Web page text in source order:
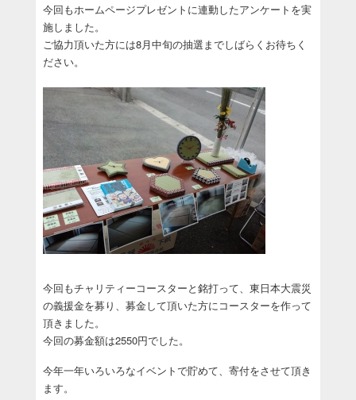
今回もホームページプレゼントに連動したアンケートを実
施しました。
ご協力頂いた方には8月中旬の抽選までしばらくお待ちく
ださい。
今回もチャリティーコースターと銘打って、東日本大震災
の義援金を募り、募金して頂いた方にコースターを作って
頂きました。
今回の募金額は2550円でした。
今年一年いろいろなイベントで貯めて、寄付をさせて頂き
ます。